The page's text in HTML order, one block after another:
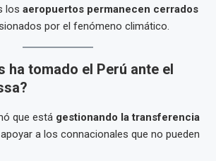
los aeropuertos permanecen cerrados
por el fenómeno climático.
ha tomado el Perú ante el
que está gestionando la transferencia
a los connacionales que no pueden